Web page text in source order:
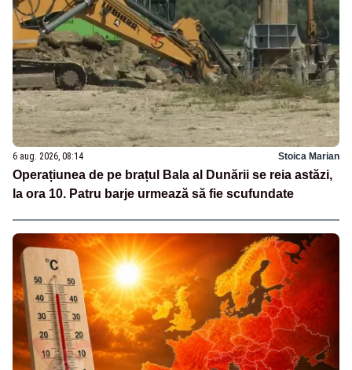
6 aug. 2026, 08:14 Stoica Marian
Operațiunea de pe brațul Bala al Dunării se reia astăzi,
la ora 10. Patru barje urmează să fie scufundate